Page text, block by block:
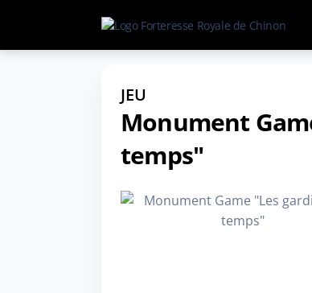
JEU
Monument
temps"